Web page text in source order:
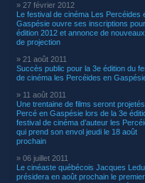
» 27 février 2012
Le festival de cinéma Les Percéides
Gaspésie ouvre ses inscriptions
édition 2012 et annonce de
de projection
» 21 août 2011
Succès public pour la 3e édition du
de cinéma les Percéides en
» 11 août 2011
Une trentaine de films seront
Percé en Gaspésie lors de la 3e
festival de cinéma d’auteur les
qui prend son envol jeudi le 18 août
prochain
» 06 juillet 2011
Le cinéaste québécois Jacques
présidera en août prochain le